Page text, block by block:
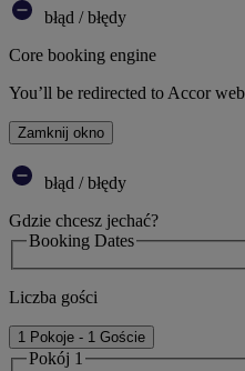
błąd / błędy
Core booking engine
You’ll be redirected to Accor
Zamknij okno
błąd / błędy
Gdzie chcesz jechać?
Booking Dates
Liczba gości
1 Pokoje - 1 Goście
Pokój 1